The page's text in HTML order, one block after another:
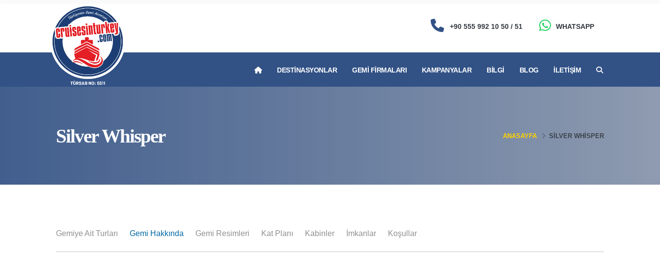
+90 555 992 10 50 / 51 WHATSAPP
DESTINASYONLAR GEMI FIRMALARI KAMPANYALAR BILGI BLOG İLETIŞIM
Silver Whisper ANASAYFA SILVER WHISPER
Gemiye Ait Turları Gemi Hakkında Gemi Resimleri Kat Planı Kabinler İmkanlar Koşullar